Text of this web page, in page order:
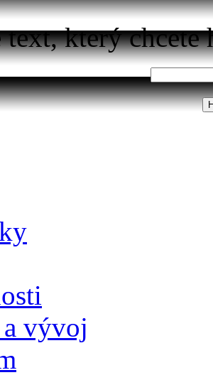
který chcete
vývoj